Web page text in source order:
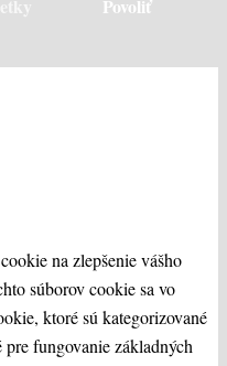
Povoliť
na zlepšenie vášho
súborov cookie sa vo
ktoré sú kategorizované
fungovanie základných